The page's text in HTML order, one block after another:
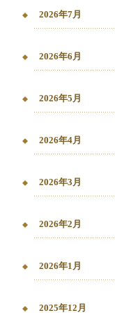
2026年7月
2026年6月
2026年5月
2026年4月
2026年3月
2026年2月
2026年1月
2025年12月